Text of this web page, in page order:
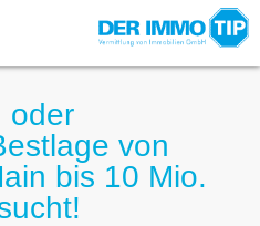
oder
von
bis 10 Mio.